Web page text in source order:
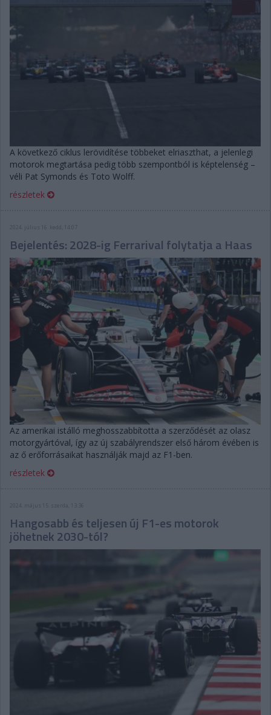
A következő ciklus lerövidítése többeket elriaszthat, a jelenlegi
motorok megtartása pedig több szempontból is képtelenség –
véli Pat Symonds és Toto Wolff.
részletek
2024. július 16. kedd, 14:07
Bejelentés: 2028-ig Ferrarival folytatja a Haas
Az amerikai istálló meghosszabbította a szerződését az olasz
motorgyártóval, így az új szabályrendszer első három évében is
az ő erőforrásaikat használják majd az F1-ben.
részletek
2024. május 15. szerda, 13:36
Hangosabb és teljesen új F1-es motorok
jöhetnek 2030-tól?